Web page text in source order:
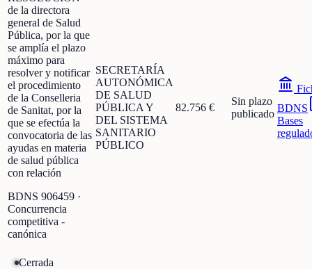
de la directora
general de Salud
Pública, por la que
se amplía el plazo
máximo para
resolver y notificar
el procedimiento
de la Conselleria
de Sanitat, por la
que se efectúa la
convocatoria de las
ayudas en materia
de salud pública
con relación
BDNS 906459 ·
Concurrencia
competitiva -
canónica
SECRETARÍA
AUTONÓMICA
DE SALUD
PÚBLICA Y
DEL SISTEMA
SANITARIO
PÚBLICO
82.756 €
Sin plazo
publicado BDNS
Bases
Cerrada